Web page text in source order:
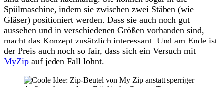
Spülmaschine, indem sie zwischen zwei Stäben (wie
Gläser) positioniert werden. Dass sie auch noch gut
aussehen und in verschiedenen Größen vorhanden sind,
macht das Konzept zusätzlich interessant. Und am Ende ist
der Preis auch noch so fair, dass sich ein Versuch mit
MyZip auf jeden Fall lohnt.